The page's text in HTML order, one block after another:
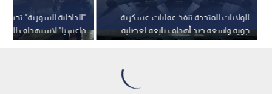
"الداخلية السورية"
داعشيا" لاستهداف
الولايات المتحدة تنفذ عمليات عسكرية
جوية واسعة ضد أهداف تابعة لعصابة
داعش الإرهابية في سوريا - فيديو